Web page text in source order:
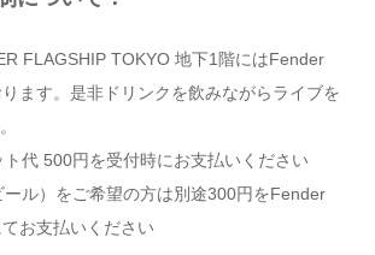
FLAGSHIP TOKYO 地下1階にはFender
ます。是非ドリンクを飲みながらライブを
ト代 500円を受付時にお支払いください
ール）をご希望の方は別途300円をFender
お支払いください